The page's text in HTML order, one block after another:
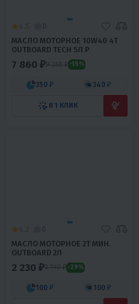
МАСЛО МОТОРНОЕ 10W40 4Т
OUTBOARD TECH 5Л Р
7 860 ₽9 250 ₽ -15%
350 ₽ 340 ₽
В 1 КЛИК
МАСЛО МОТОРНОЕ 2Т МИН.
OUTBOARD 2Л
2 230 ₽3 140 ₽ -29%
100 ₽ 100 ₽